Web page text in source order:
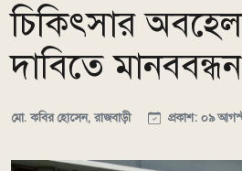
চিকিৎসার
দাবিতে মানববন্ধন
মো. কবির হোসেন, রাজবাড়ী প্রকাশ: ০৯